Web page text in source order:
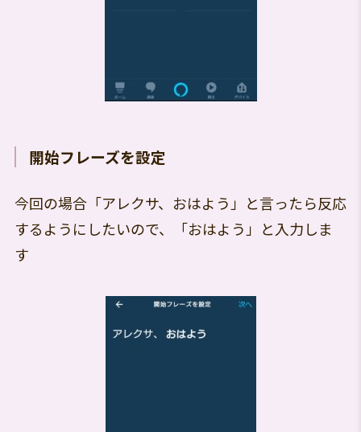
開始フレーズを設定
今回の場合「アレクサ、おはよう」と言ったら反応
するようにしたいので、「おはよう」と入力しま
す